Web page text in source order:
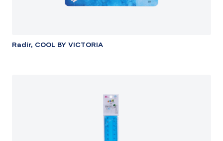
Radír, COOL BY VICTORIA